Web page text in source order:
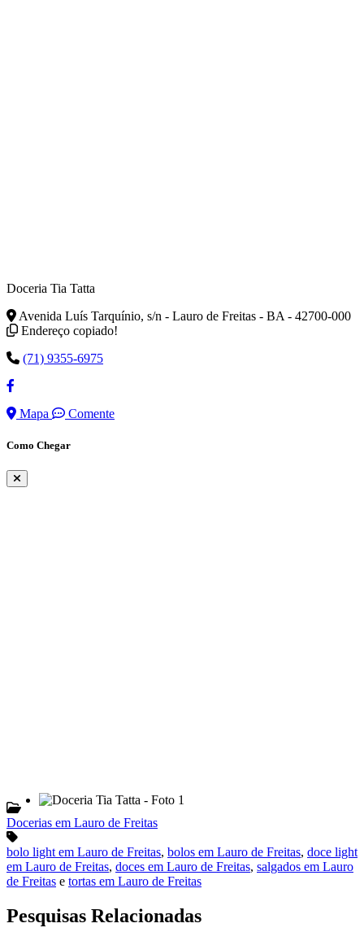
Doceria Tia Tatta
Avenida Luís Tarquínio, s/n - Lauro de Freitas - BA - 42700-000
Endereço copiado!
(71) 9355-6975
Mapa Comente
Como Chegar
Docerias em Lauro de Freitas
bolo light em Lauro de Freitas, bolos em Lauro de Freitas, doce light
em Lauro de Freitas, doces em Lauro de Freitas, salgados em Lauro
de Freitas e tortas em Lauro de Freitas
Pesquisas Relacionadas